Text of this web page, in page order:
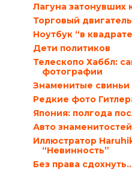
Лагуна затонувших
Торговый двигатель
Ноутбук “в
Дети политиков
Телескопо Хаббл:
фотографии
Знаменитые свиньи
Редкие фото
Япония: полгода
Авто
Иллюстратор
“Невинность”
Без права